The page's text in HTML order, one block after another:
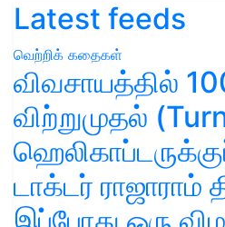
Latest feeds
வெற்றிக் கதைகள்
விவசாயத்தில்
விற்றுமுதல்
டாக்டர் ராஜாராம்